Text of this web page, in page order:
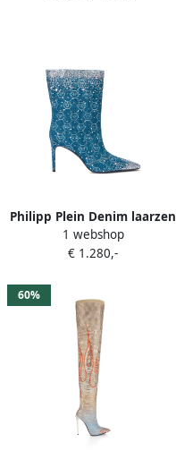
Philipp Plein Denim laarzen
met stras en monogram
Blauw
1 webshop
€ 1.280,-
60%